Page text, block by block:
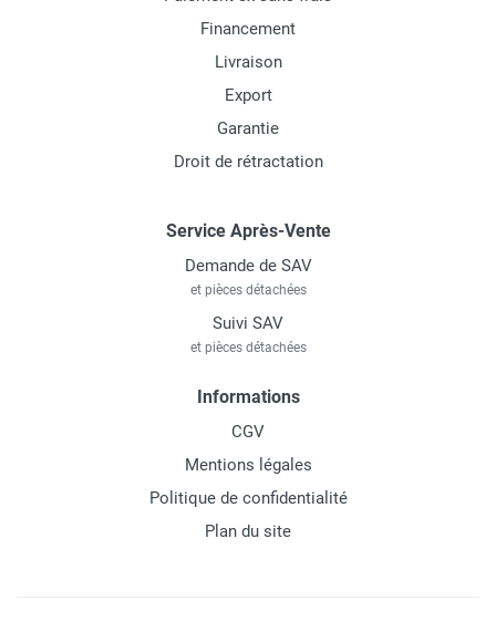
Financement
Livraison
Export
Garantie
Droit de rétractation
Service Après-Vente
Demande de SAV
et pièces détachées
Suivi SAV
et pièces détachées
Informations
CGV
Mentions légales
Politique de confidentialité
Plan du site